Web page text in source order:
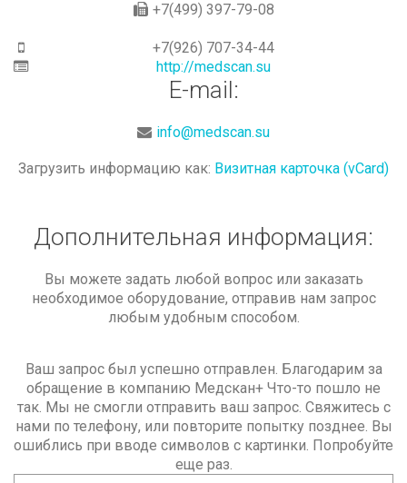
+7(499) 397-79-08
+7(926) 707-34-44
http://medscan.su
E-mail:
info@medscan.su
Загрузить информацию как: Визитная карточка (vCard)
Дополнительная информация:
Вы можете задать любой вопрос или заказать
необходимое оборудование, отправив нам запрос
любым удобным способом.
Ваш запрос был успешно отправлен. Благодарим за
обращение в компанию Медскан+ Что-то пошло не
так. Мы не смогли отправить ваш запрос. Свяжитесь с
нами по телефону, или повторите попытку позднее. Вы
ошиблись при вводе символов с картинки. Попробуйте
еще раз.